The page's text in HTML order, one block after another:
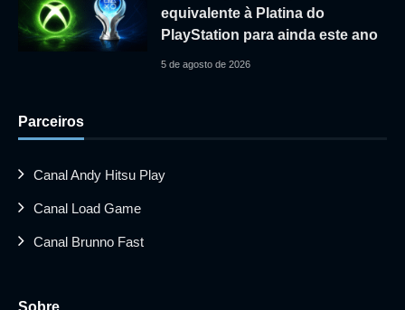
equivalente à Platina do
PlayStation para ainda este ano
5 de agosto de 2026
Parceiros
Canal Andy Hitsu Play
Canal Load Game
Canal Brunno Fast
Sobre